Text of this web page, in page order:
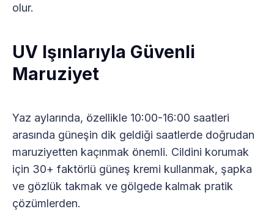
olur.
UV Işınlarıyla Güvenli
Maruziyet
Yaz aylarında, özellikle 10:00-16:00 saatleri
arasında güneşin dik geldiği saatlerde doğrudan
maruziyetten kaçınmak önemli. Cildini korumak
için 30+ faktörlü güneş kremi kullanmak, şapka
ve gözlük takmak ve gölgede kalmak pratik
çözümlerden.